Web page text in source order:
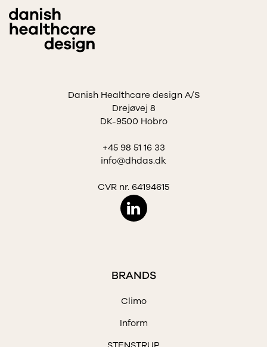
Danish Healthcare design A/S
Drejøvej 8
DK-9500 Hobro
+45 98 51 16 33
info@dhdas.dk
CVR nr. 64194615
BRANDS
Climo
Inform